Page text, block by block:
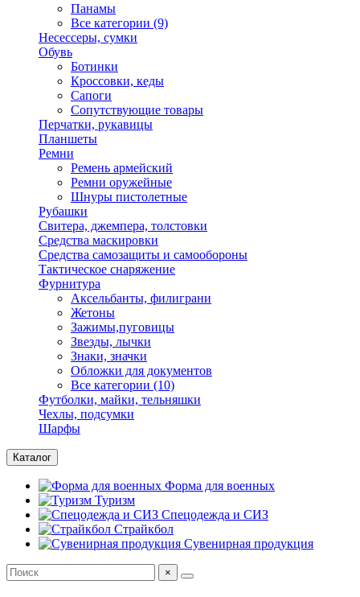
Панамы
Все категории (9)
Несессеры, сумки
Обувь
Ботинки
Кроссовки, кеды
Сапоги
Сопутствующие товары
Перчатки, рукавицы
Планшеты
Ремни
Ремень армейский
Ремни оружейные
Шнуры пистолетные
Рубашки
Свитера, джемпера, толстовки
Средства маскировки
Средства самозащиты и самообороны
Тактическое снаряжение
Фурнитура
Аксельбанты, филиграни
Жетоны
Зажимы,пуговицы
Звезды, лычки
Знаки, значки
Обложки для документов
Все категории (10)
Футболки, майки, тельняшки
Чехлы, подсумки
Шарфы
Каталог
Форма для военных
Туризм
Спецодежда и СИЗ
Страйкбол
Сувенирная продукция
×